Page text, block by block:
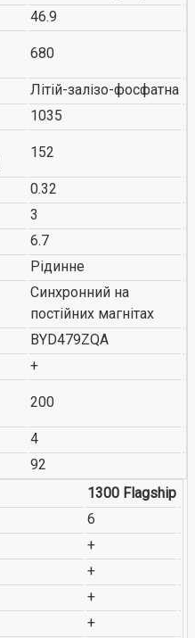
46.9
680
Літій-залізо-фосфатна
1035
152
0.32
3
6.7
Рідинне
Синхронний на
постійних магнітах
BYD479ZQA
+
200
4
92
1300 Flagship
6
+
+
+
+